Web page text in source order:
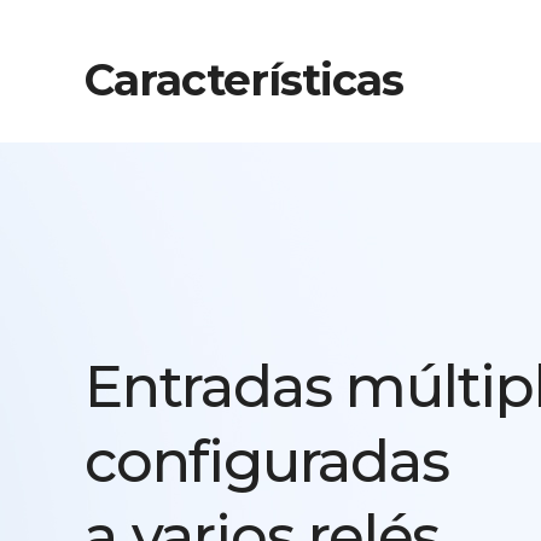
Características
Entradas
configuradas